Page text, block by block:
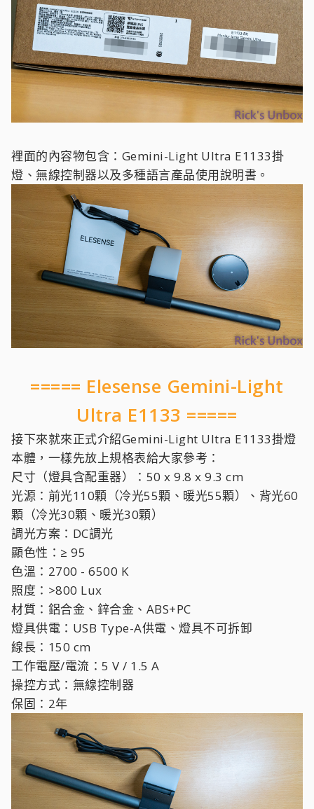
裡面的內容物包含：Gemini-Light Ultra E1133掛
燈、無線控制器以及多種語言產品使用說明書。
===== Elesense Gemini-Light
Ultra E1133 =====
接下來就來正式介紹Gemini-Light Ultra E1133掛燈
本體，一樣先放上規格表給大家參考：
尺寸（燈具含配重器）：50 x 9.8 x 9.3 cm
光源：前光110顆（冷光55顆、暖光55顆）、背光60
顆（冷光30顆、暖光30顆）
調光方案：DC調光
顯色性：≥ 95
色溫：2700 - 6500 K
照度：>800 Lux
材質：鋁合金、鋅合金、ABS+PC
燈具供電：USB Type-A供電、燈具不可拆卸
線長：150 cm
工作電壓/電流：5 V / 1.5 A
操控方式：無線控制器
保固：2年